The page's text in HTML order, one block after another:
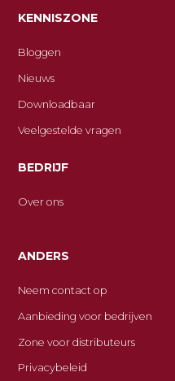
KENNISZONE
Bloggen
Nieuws
Downloadbaar
Veelgestelde vragen
BEDRIJF
Over ons
ANDERS
Neem contact op
Aanbieding voor bedrijven
Zone voor distributeurs
Privacybeleid